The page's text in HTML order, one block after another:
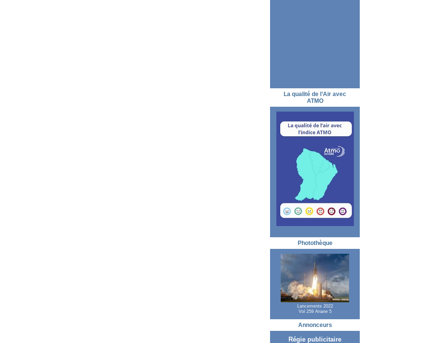
La qualité de l’Air avec
ATMO
Photothèque
Lancements 2022
Vol 259 Ariane 5
Annonceurs
Régie publicitaire